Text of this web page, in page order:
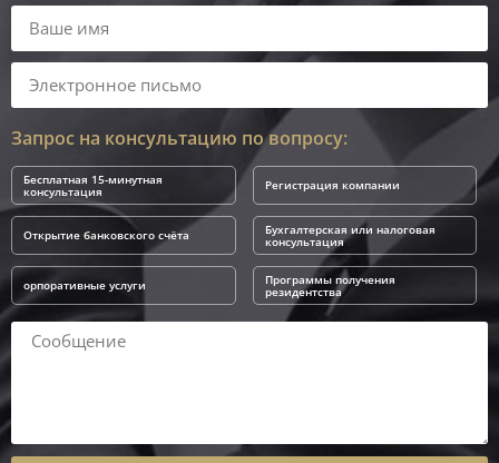
Запрос на консультацию по вопросу:
Бесплатная 15-минутная
консультация Регистрация компании
Открытие банковского счёта Бухгалтерская или налоговая
консультация
орпоративные услуги Программы получения
резидентства